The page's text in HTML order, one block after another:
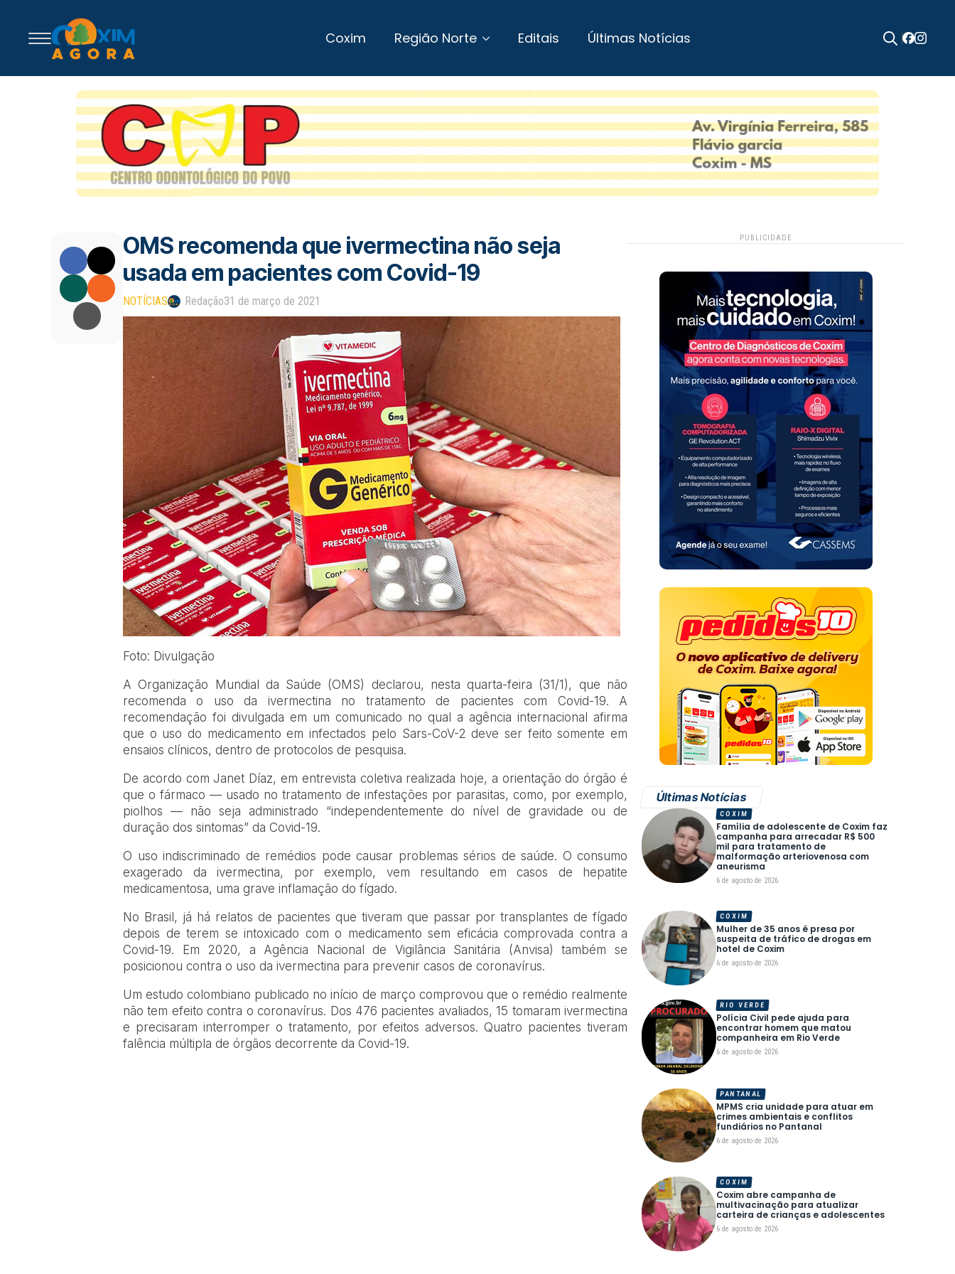
Coxim Região Norte Editais Últimas Notícias
OMS recomenda que ivermectina não seja
usada em pacientes com Covid-19
NOTÍCIAS Redação31 de março de 2021
Foto: Divulgação
A Organização Mundial da Saúde (OMS) declarou, nesta quarta-feira (31/1), que não
recomenda o uso da ivermectina no tratamento de pacientes com Covid-19. A
recomendação foi divulgada em um comunicado no qual a agência internacional afirma
que o uso do medicamento em infectados pelo Sars-CoV-2 deve ser feito somente em
ensaios clínicos, dentro de protocolos de pesquisa.
De acordo com Janet Díaz, em entrevista coletiva realizada hoje, a orientação do órgão é
que o fármaco — usado no tratamento de infestações por parasitas, como, por exemplo,
piolhos — não seja administrado “independentemente do nível de gravidade ou de
duração dos sintomas” da Covid-19.
O uso indiscriminado de remédios pode causar problemas sérios de saúde. O consumo
exagerado da ivermectina, por exemplo, vem resultando em casos de hepatite
medicamentosa, uma grave inflamação do fígado.
No Brasil, já há relatos de pacientes que tiveram que passar por transplantes de fígado
depois de terem se intoxicado com o medicamento sem eficácia comprovada contra a
Covid-19. Em 2020, a Agência Nacional de Vigilância Sanitária (Anvisa) também se
posicionou contra o uso da ivermectina para prevenir casos de coronavírus.
Um estudo colombiano publicado no início de março comprovou que o remédio realmente
não tem efeito contra o coronavírus. Dos 476 pacientes avaliados, 15 tomaram ivermectina
e precisaram interromper o tratamento, por efeitos adversos. Quatro pacientes tiveram
falência múltipla de órgãos decorrente da Covid-19.
PUBLICIDADE
Últimas Notícias
Família de adolescente de Coxim faz
campanha para arrecadar R$ 500
mil para tratamento de
malformação arteriovenosa com
aneurisma
6 de agosto de 2026
COXIM
Mulher de 35 anos é presa por
suspeita de tráfico de drogas em
hotel de Coxim
6 de agosto de 2026
COXIM
Polícia Civil pede ajuda para
encontrar homem que matou
companheira em Rio Verde
6 de agosto de 2026
RIO VERDE
MPMS cria unidade para atuar em
crimes ambientais e conflitos
fundiários no Pantanal
6 de agosto de 2026
PANTANAL
Coxim abre campanha de
multivacinação para atualizar
carteira de crianças e adolescentes
6 de agosto de 2026
COXIM